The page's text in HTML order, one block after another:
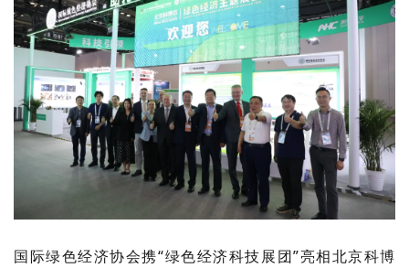
国际绿色经济协会携“绿色经济科技展团”亮相北京科博